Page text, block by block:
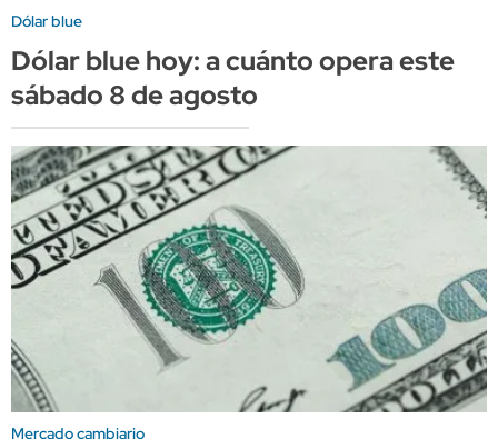
Dólar blue
Dólar blue hoy: a cuánto opera este
sábado 8 de agosto
Mercado cambiario